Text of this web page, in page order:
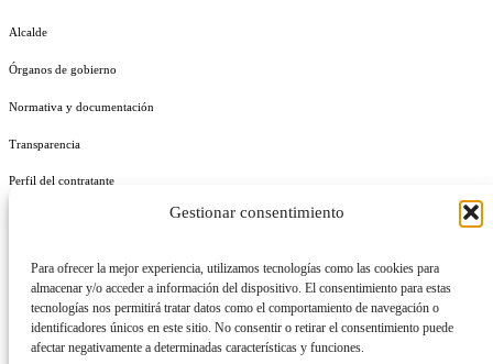
Gestionar consentimiento
Para ofrecer la mejor experiencia, utilizamos tecnologías como las cookies para
almacenar y/o acceder a información del dispositivo. El consentimiento para estas
tecnologías nos permitirá tratar datos como el comportamiento de navegación o
identificadores únicos en este sitio. No consentir o retirar el consentimiento puede
afectar negativamente a determinadas características y funciones.
Alcalde
Órganos de gobierno
Normativa y documentación
Transparencia
Perfil del contratante